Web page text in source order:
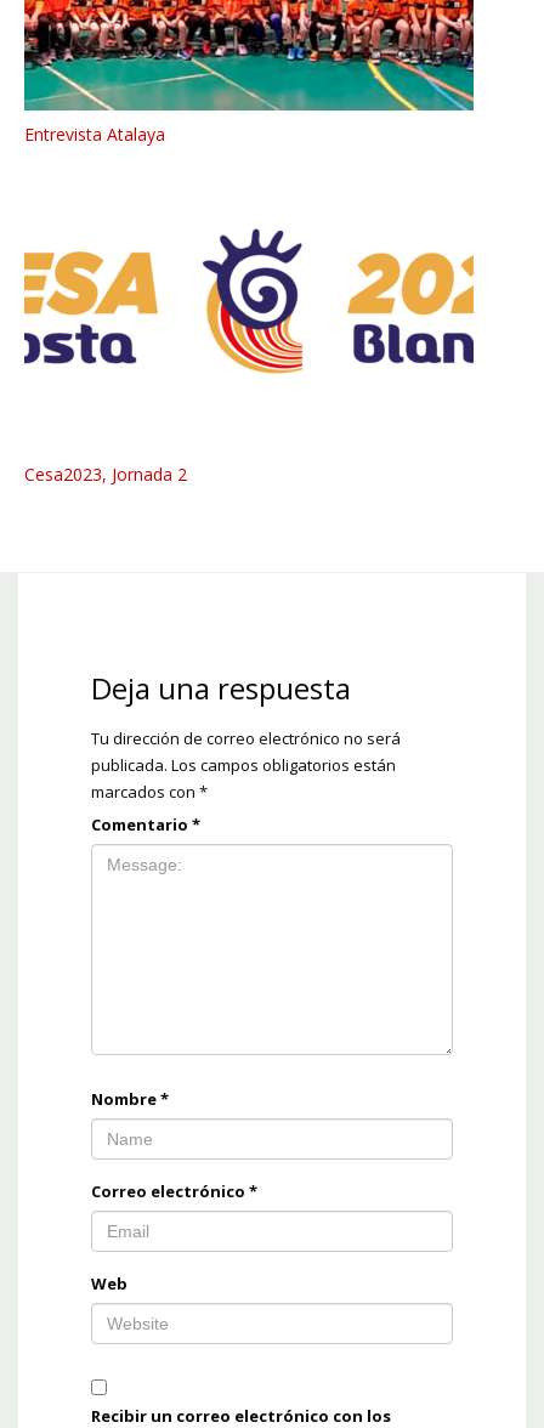
Entrevista Atalaya
Cesa2023, Jornada 2
Deja una respuesta
Tu dirección de correo electrónico no será
publicada. Los campos obligatorios están
marcados con *
Comentario *
Nombre*
Correo electrónico *
Web
Recibir un correo electrónico con los